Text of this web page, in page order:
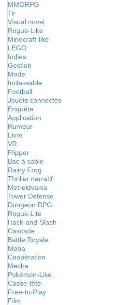
MMORPG
Tir
Visual novel
Rogue-Like
Minecraft-like
LEGO
Indies
Gestion
Mode
Inclassable
Football
Jouets connectés
Enquête
Application
Rumeur
Livre
VR
Flipper
Bac à sable
Rainy Frog
Thriller narratif
Metroidvania
Tower Defense
Dungeon RPG
Rogue-Lite
Hack-and-Slash
Cascade
Battle Royale
Moba
Coopération
Mecha
Pokémon-Like
Casse-tête
Free-to-Play
Film